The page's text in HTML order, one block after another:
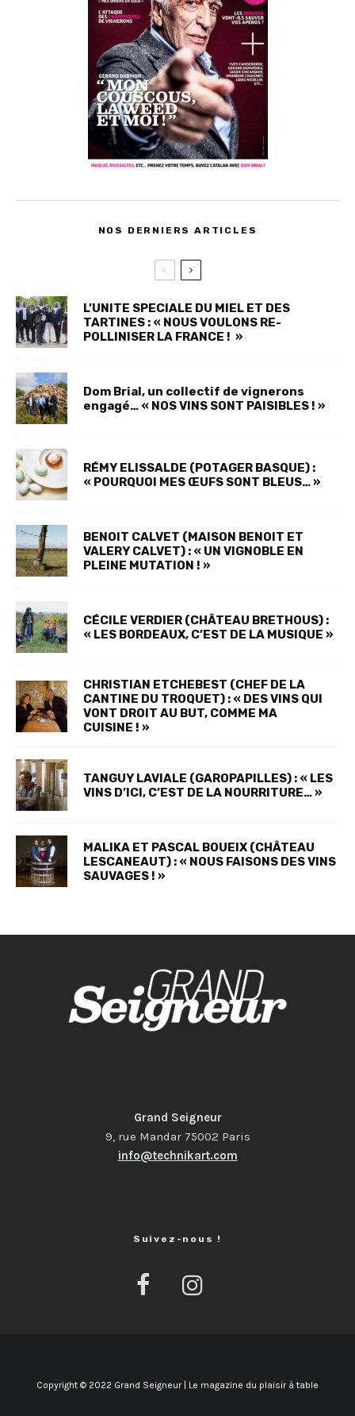
NOS DERNIERS ARTICLES
L’UNITE SPECIALE DU MIEL ET DES
TARTINES : « NOUS VOULONS RE-
POLLINISER LA FRANCE ! »
Dom Brial, un collectif de vignerons
engagé… « NOS VINS SONT PAISIBLES ! »
RÉMY ELISSALDE (POTAGER BASQUE) :
« POURQUOI MES ŒUFS SONT BLEUS… »
BENOIT CALVET (MAISON BENOIT ET
VALERY CALVET) : « UN VIGNOBLE EN
PLEINE MUTATION ! »
CÉCILE VERDIER (CHÂTEAU BRETHOUS) :
« LES BORDEAUX, C’EST DE LA MUSIQUE »
CHRISTIAN ETCHEBEST (CHEF DE LA
CANTINE DU TROQUET) : « DES VINS QUI
VONT DROIT AU BUT, COMME MA
CUISINE ! »
TANGUY LAVIALE (GAROPAPILLES) : « LES
VINS D’ICI, C’EST DE LA NOURRITURE… »
MALIKA ET PASCAL BOUEIX (CHÂTEAU
LESCANEAUT) : « NOUS FAISONS DES VINS
SAUVAGES ! »
Grand Seigneur
9, rue Mandar 75002 Paris
info@technikart.com
Suivez-nous !
Copyright © 2022 Grand Seigneur | Le magazine du plaisir à table